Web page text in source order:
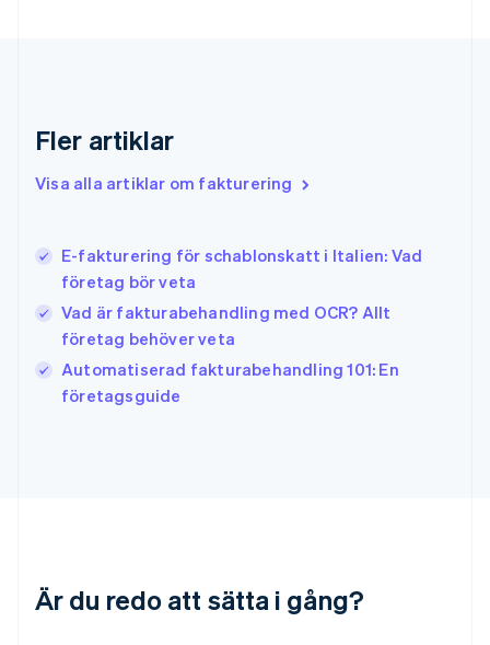
Fler artiklar
Visa alla artiklar om fakturering
E-fakturering för schablonskatt i Italien: Vad
företag bör veta
Vad är fakturabehandling med OCR? Allt
företag behöver veta
Automatiserad fakturabehandling 101: En
företagsguide
Är du redo att sätta i gång?
English
English
Japan
日本語English
English Français
Kroatien
EnglishItaliano
Lettland
English简体中文
Malta